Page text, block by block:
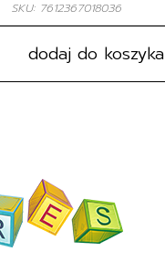
SKU: 7612367018036
dodaj do koszyka